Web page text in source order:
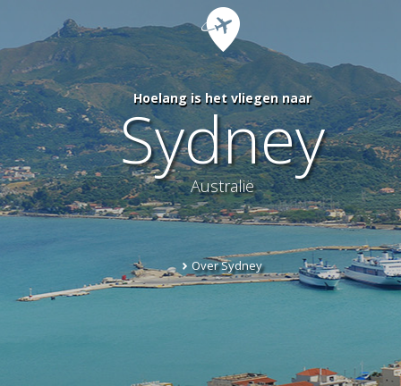
Hoelang is het vliegen naar
Sydney
Australië
Over Sydney